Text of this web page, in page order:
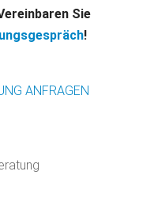
Sie
!
ANFRAGEN